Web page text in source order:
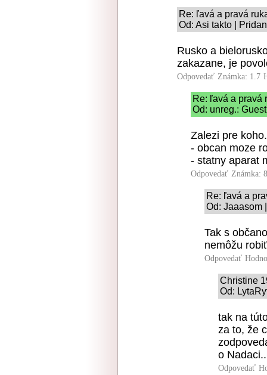
Re: ľavá a pravá
Od: Asi takto |
Rusko a
zakazane, je
Odpovedať Známka: 1.7
Re: ľavá a pravá
Od: unreg.:
Zalezi pre
- obcan moze
- statny aparat
Odpovedať Známka:
Re: ľavá a
Od: Jaaasom
Tak s
nemôžu
Odpovedať
Christine
Od:
tak na
za to, že
o Nadaci..
Odpovedať